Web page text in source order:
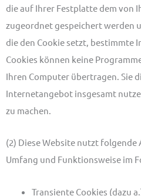
die auf Ihrer Festplatte dem von
zugeordnet gespeichert werden
die den Cookie setzt, bestimmte
Cookies können keine
Ihren Computer übertragen. Sie
Internetangebot insgesamt
zu machen.
(2) Diese Website nutzt folgende
Umfang und Funktionsweise im
Transiente Cookies (dazu